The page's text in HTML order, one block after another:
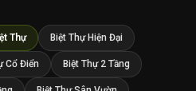
Thự Biệt Thự Hiện Đại
Cổ Điển Biệt Thự 2 Tầng